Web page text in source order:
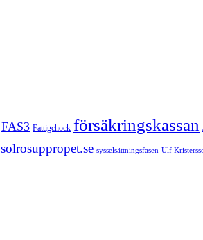
FAS3 Fattigchock försäkringskassan
solrosuppropet.se sysselsättningsfasen Ulf